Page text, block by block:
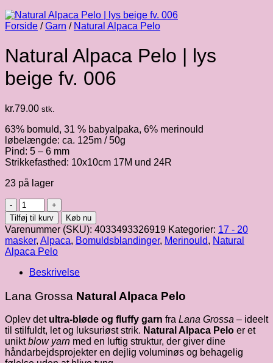
Forside / Garn / Natural Alpaca Pelo
Natural Alpaca Pelo | lys
beige fv. 006
kr.79.00 stk.
63% bomuld, 31 % babyalpaka, 6% merinould
løbelængde: ca. 125m / 50g
Pind: 5 – 6 mm
Strikkefasthed: 10x10cm 17M und 24R
23 på lager
Natural
Alpaca
Pelo
|
lys
beige
fv.
006
antal
Tilføj til kurv Køb nu
Varenummer (SKU): 4033493326919 Kategorier: 17 - 20
masker, Alpaca, Bomuldsblandinger, Merinould, Natural
Alpaca Pelo
Beskrivelse
Lana Grossa Natural Alpaca Pelo
Oplev det ultra-bløde og fluffy garn fra Lana Grossa – ideelt
til stilfuldt, let og luksuriøst strik. Natural Alpaca Pelo er et
uniktblow yarn med en luftig struktur, der giver dine
håndarbejdsprojekter en dejlig voluminøs og behagelig